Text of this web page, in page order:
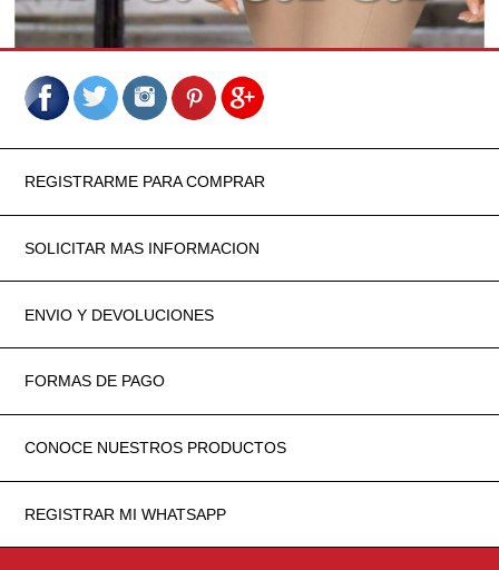
REGISTRARME PARA COMPRAR
SOLICITAR MAS INFORMACION
ENVIO Y DEVOLUCIONES
FORMAS DE PAGO
CONOCE NUESTROS PRODUCTOS
REGISTRAR MI WHATSAPP